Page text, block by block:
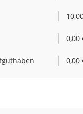
0,00
0,00